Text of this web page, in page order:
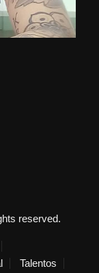
reserved.
Talentos